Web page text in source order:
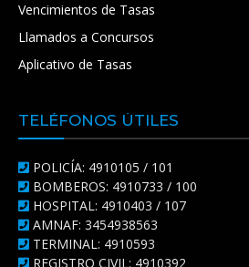
Vencimientos de Tasas
Llamados a Concursos
Aplicativo de Tasas
TELÉFONOS ÚTILES
POLICÍA: 4910105 / 101
BOMBEROS: 4910733 / 100
HOSPITAL: 4910403 / 107
AMNAF: 3454938563
TERMINAL: 4910593
REGISTRO CIVIL: 4910392